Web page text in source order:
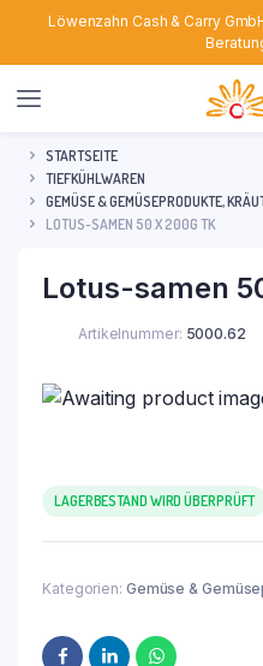
Löwenzahn Cash & Carry
STARTSEITE
TIEFKÜHLWAREN
GEMÜSE & GEMÜSEPRODUKTE,
LOTUS-SAMEN 50 X 200G TK
Lotus-samen
Artikelnummer: 5000.62
LAGERBESTAND WIRD ÜBERPRÜFT
Kategorien: Gemüse &